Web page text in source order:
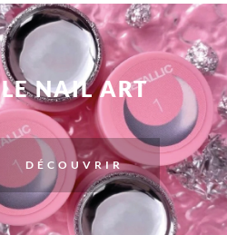
LE NAIL ART
DÉCOUVRIR